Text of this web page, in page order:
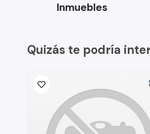
Inmuebles
Quizás te podría